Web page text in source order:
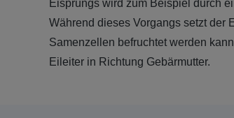
Eisprungs wird zum Beispiel durch
Während dieses Vorgangs setzt der
Samenzellen befruchtet werden
Eileiter in Richtung Gebärmutter.